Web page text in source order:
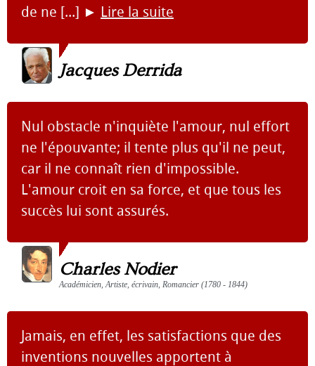
de ne [...] ► Lire la suite
Jacques Derrida
Nul obstacle n'inquiète l'amour, nul effort
ne l'épouvante; il tente plus qu'il ne peut,
car il ne connaît rien d'impossible.
L'amour croit en sa force, et que tous les
succès lui sont assurés.
Charles Nodier
Académicien, Artiste, écrivain, Romancier (1780 - 1844)
Jamais, en effet, les satisfactions que des
inventions nouvelles apportent à